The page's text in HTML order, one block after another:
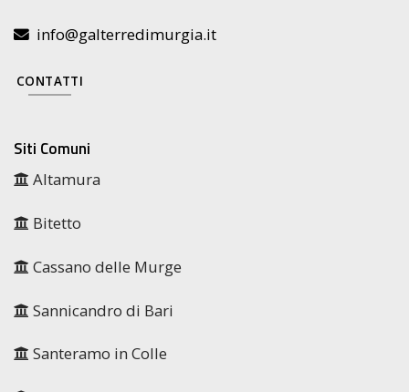
info@galterredimurgia.it
CONTATTI
Siti Comuni
Altamura
Bitetto
Cassano delle Murge
Sannicandro di Bari
Santeramo in Colle